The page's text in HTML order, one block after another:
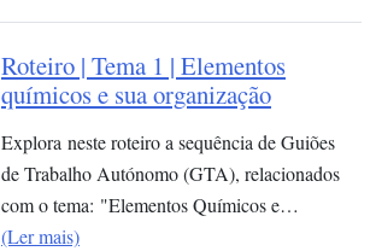
Roteiro | Tema 1 | Elementos
químicos e sua organização​
Explora neste roteiro a sequência de Guiões
de Trabalho Autónomo (GTA), relacionados
com o tema: "Elementos Químicos e…
(Ler mais)